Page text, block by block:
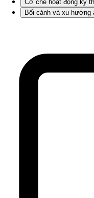
Cơ chế hoạt động kỹ
Bối cảnh và xu hướng